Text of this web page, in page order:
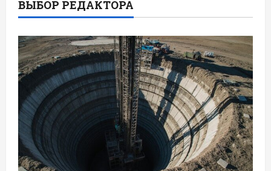
ВЫБОР РЕДАКТОРА